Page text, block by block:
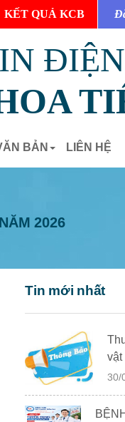
KẾT QUẢ KCB
BẢN LIÊN HỆ
2026
Tin mới nhất
vật
30/